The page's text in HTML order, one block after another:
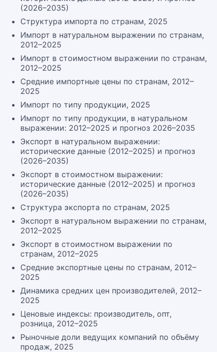
(2026–2035)
Структура импорта по странам, 2025
Импорт в натуральном выражении по странам,
2012–2025
Импорт в стоимостном выражении по странам,
2012–2025
Средние импортные цены по странам, 2012–
2025
Импорт по типу продукции, 2025
Импорт по типу продукции, в натуральном
выражении: 2012–2025 и прогноз 2026–2035
Экспорт в натуральном выражении:
исторические данные (2012–2025) и прогноз
(2026–2035)
Экспорт в стоимостном выражении:
исторические данные (2012–2025) и прогноз
(2026–2035)
Структура экспорта по странам, 2025
Экспорт в натуральном выражении по странам,
2012–2025
Экспорт в стоимостном выражении по
странам, 2012–2025
Средние экспортные цены по странам, 2012–
2025
Динамика средних цен производителей, 2012–
2025
Ценовые индексы: производитель, опт,
розница, 2012–2025
Рыночные доли ведущих компаний по объёму
продаж, 2025